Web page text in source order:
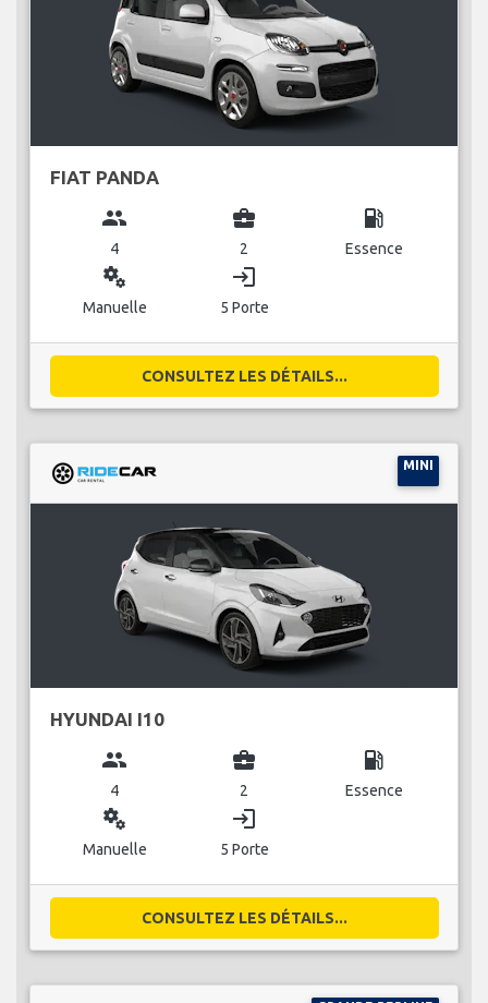
FIAT PANDA
group
4
business_center
2
local_gas_station
Essence
miscellaneous_services
Manuelle
login
5 Porte
CONSULTEZ LES DÉTAILS...
MINI
HYUNDAI I10
group
4
business_center
2
local_gas_station
Essence
miscellaneous_services
Manuelle
login
5 Porte
CONSULTEZ LES DÉTAILS...